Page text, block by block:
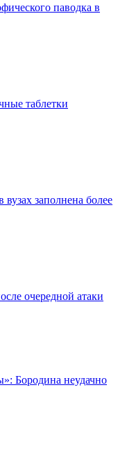
паводка в
таблетки
заполнена более
очередной атаки
Бородина неудачно